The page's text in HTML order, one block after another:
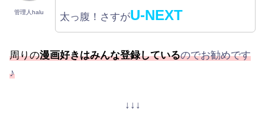
管理人halu 太っ腹！さすがU-NEXT
周りの漫画好きはみんな登録しているのでお勧めです
♪
↓↓↓